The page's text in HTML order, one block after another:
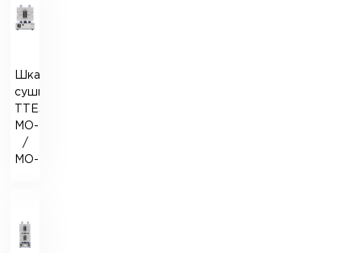
Шкаф
сушильный
TTEST
МО-106
/
МО-112